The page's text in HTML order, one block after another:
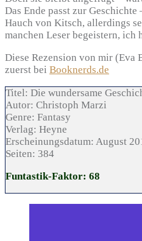
Das Ende passt zur
Hauch von Kitsch, allerdings
manchen Leser begeistern, ich
Diese Rezension von mir (Eva
zuerst bei Booknerds.de
Titel: Die wundersame
Autor: Christoph Marzi
Genre: Fantasy
Verlag: Heyne
Erscheinungsdatum: August
Seiten: 384
Funtastik-Faktor: 68